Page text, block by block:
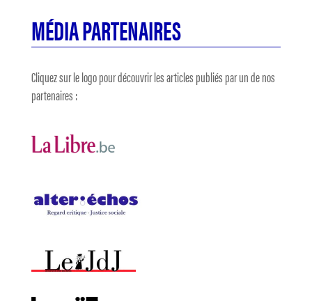
MÉDIA PARTENAIRES
Cliquez sur le logo pour découvrir les articles publiés par un de nos
partenaires :